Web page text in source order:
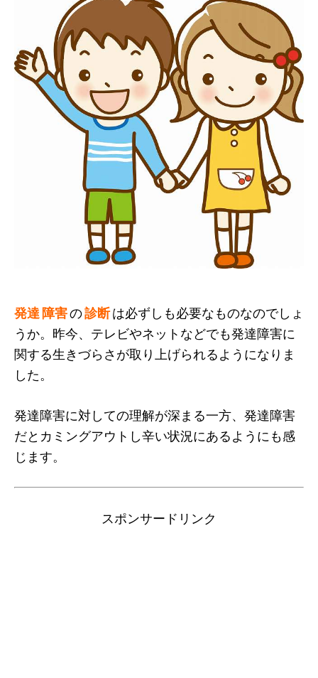
発達 障害の診断は必ずしも必要なものなのでしょ
うか。昨今、テレビやネットなどでも発達障害に
関する生きづらさが取り上げられるようになりま
した。
発達障害に対しての理解が深まる一方、発達障害
だとカミングアウトし辛い状況にあるようにも感
じます。
スポンサードリンク